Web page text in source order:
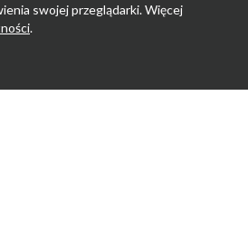
swojej przeglądarki. Więcej
.